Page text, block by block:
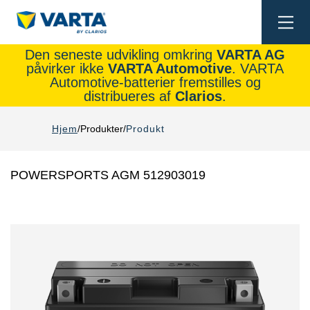
Den seneste udvikling omkring VARTA AG
påvirker ikke VARTA Automotive. VARTA
Automotive-batterier fremstilles og
distribueres af Clarios.
Hjem Produkter Produkt
POWERSPORTS AGM 512903019